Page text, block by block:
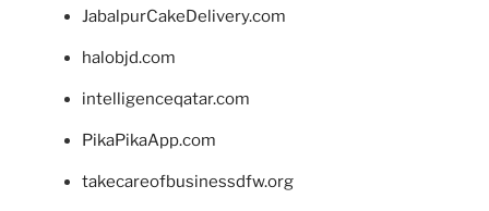
JabalpurCakeDelivery.com
halobjd.com
intelligenceqatar.com
PikaPikaApp.com
takecareofbusinessdfw.org